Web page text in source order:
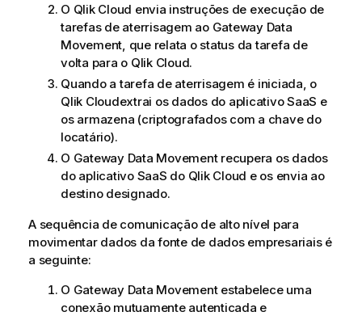
O Qlik Cloud envia instruções de execução de
tarefas de aterrisagem ao Gateway Data
Movement , que relata o status da tarefa de
volta para o Qlik Cloud.
Quando a tarefa de aterrisagem é iniciada, o
Qlik Cloudextrai os dados do aplicativo SaaS e
os armazena (criptografados com a chave do
locatário).
O Gateway Data Movementrecupera os dados
do aplicativo SaaS do Qlik Cloud e os envia ao
destino designado.
A sequência de comunicação de alto nível para
movimentar dados da fonte de dados empresariais é
a seguinte:
O Gateway Data Movementestabelece uma
conexão mutuamente autenticada e